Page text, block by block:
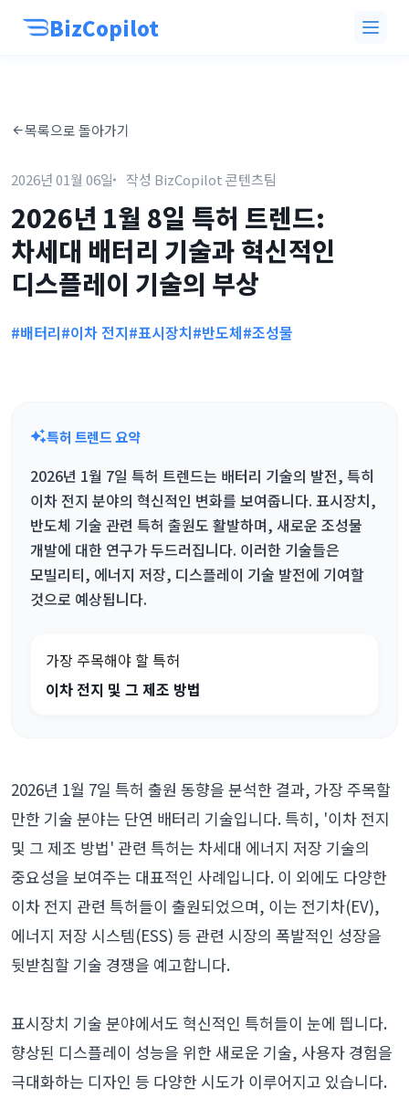
BizCopilot
목록으로 돌아가기
2026년 01월 06일 작성 BizCopilot 콘텐츠팀
2026년 1월 8일 특허 트렌드:
차세대 배터리 기술과 혁신적인
디스플레이 기술의 부상
#배터리#이차 전지#표시장치#반도체#조성물
특허 트렌드 요약
2026년 1월 7일 특허 트렌드는 배터리 기술의 발전, 특히
이차 전지 분야의 혁신적인 변화를 보여줍니다. 표시장치,
반도체 기술 관련 특허 출원도 활발하며, 새로운 조성물
개발에 대한 연구가 두드러집니다. 이러한 기술들은
모빌리티, 에너지 저장, 디스플레이 기술 발전에 기여할
것으로 예상됩니다.
가장 주목해야 할 특허
이차 전지 및 그 제조 방법
2026년 1월 7일 특허 출원 동향을 분석한 결과, 가장 주목할
만한 기술 분야는 단연 배터리 기술입니다. 특히, '이차 전지
및 그 제조 방법' 관련 특허는 차세대 에너지 저장 기술의
중요성을 보여주는 대표적인 사례입니다. 이 외에도 다양한
이차 전지 관련 특허들이 출원되었으며, 이는 전기차(EV),
에너지 저장 시스템(ESS) 등 관련 시장의 폭발적인 성장을
뒷받침할 기술 경쟁을 예고합니다.
표시장치 기술 분야에서도 혁신적인 특허들이 눈에 띕니다.
향상된 디스플레이 성능을 위한 새로운 기술, 사용자 경험을
극대화하는 디자인 등 다양한 시도가 이루어지고 있습니다.